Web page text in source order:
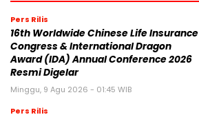
Pers Rilis
16th Worldwide Chinese Life Insurance
Congress & International Dragon
Award (IDA) Annual Conference 2026
Resmi Digelar
Minggu, 9 Agu 2026 - 01:45 WIB
Pers Rilis